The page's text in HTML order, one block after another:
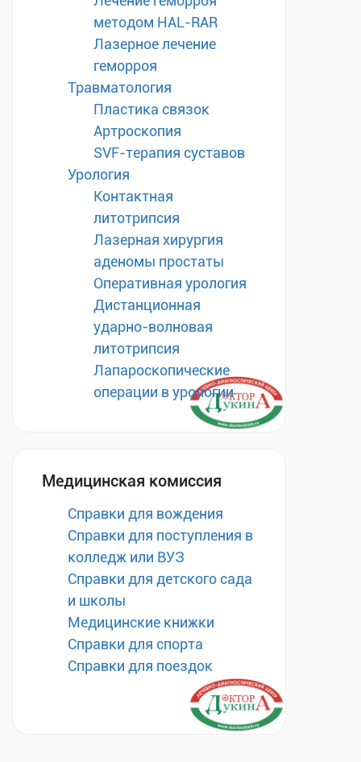
методом HAL-RAR
Лазерное лечение
геморроя
Травматология
Пластика связок
Артроскопия
SVF-терапия суставов
Урология
Контактная
литотрипсия
Лазерная хирургия
аденомы простаты
Оперативная урология
Дистанционная
ударно-волновая
литотрипсия
Лапароскопические
операции в урологии
Медицинская комиссия
Справки для вождения
Справки для поступления в
колледж или ВУЗ
Справки для детского сада
и школы
Медицинские книжки
Справки для спорта
Справки для поездок